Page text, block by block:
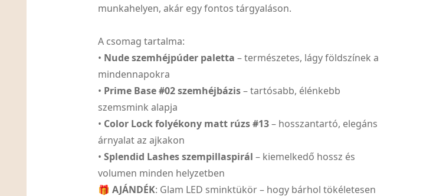
munkahelyen, akár egy fontos tárgyaláson.
A csomag tartalma:
• Nude szemhéjpúder paletta – természetes, lágy földszínek a
mindennapokra
• Prime Base #02 szemhéjbázis– tartósabb, élénkebb
szemsmink alapja
• Color Lock folyékony matt rúzs #13– hosszantartó, elegáns
árnyalat az ajkakon
•Splendid Lashes szempillaspirál – kiemelkedő hossz és
volumen minden helyzetben
🎁AJÁNDÉK: Glam LED sminktükör – hogy bárhol tökéletesen